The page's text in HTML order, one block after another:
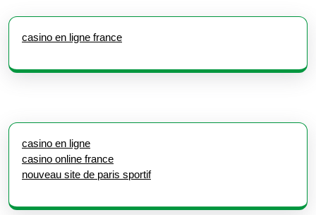
casino en ligne france
casino en ligne
casino online france
nouveau site de paris sportif